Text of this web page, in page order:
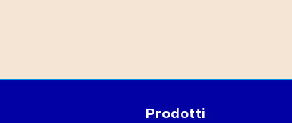
Prodotti